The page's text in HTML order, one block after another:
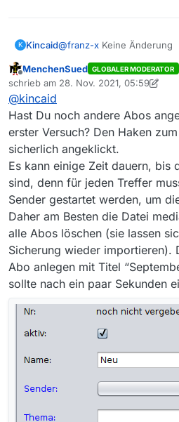
K Kincaid@franz-x Keine Änderung
Offline
MenchenSued GLOBALER MODERATOR
schrieb am 28. Nov. 2021, 05:59
zuletzt editiert von MenchenSued
@kincaid
Hast Du noch andere Abos
erster Versuch? Den Haken
sicherlich angeklickt.
Es kann einige Zeit dauern, bis
sind, denn für jeden Treffer
Sender gestartet werden, um
Daher am Besten die Datei
alle Abos löschen (sie lassen
Sicherung wieder importieren).
Abo anlegen mit Titel
sollte nach ein paar Sekunden